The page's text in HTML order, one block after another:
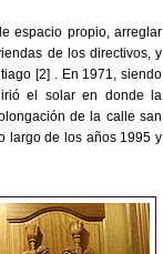
espacio propio, arreglar
de los directivos, y
[2] . En 1971, siendo
el solar en donde la
de la calle san
largo de los años 1995 y